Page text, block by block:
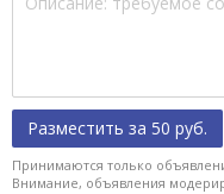
Разместить за 50 руб.
Принимаются только
Внимание, объявления